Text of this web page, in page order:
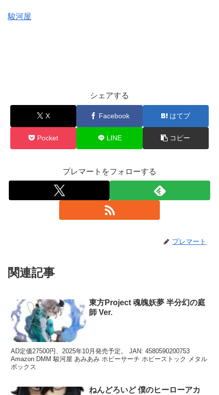
駿河屋
シェアする
X Facebook はてブ
Pocket LINE コピー
プレマートをフォローする
プレマート
関連記事
東方Project 魂魄妖夢 半分幻の庭
師 Ver.
AD定価27500円、2025年10月発売予定。 JAN: 4580590200753
Amazon DMM 駿河屋 あみあみ ホビーサーチ ホビーストック メタル
ボックス
ねんどろいど 僕のヒーローアカ